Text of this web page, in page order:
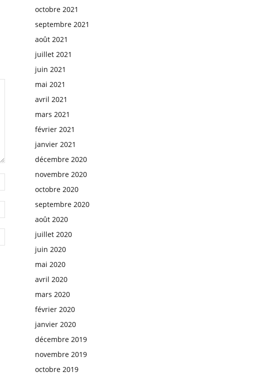
octobre 2021
septembre 2021
août 2021
juillet 2021
juin 2021
mai 2021
avril 2021
mars 2021
février 2021
janvier 2021
décembre 2020
novembre 2020
octobre 2020
septembre 2020
août 2020
juillet 2020
juin 2020
mai 2020
avril 2020
mars 2020
février 2020
janvier 2020
décembre 2019
novembre 2019
octobre 2019